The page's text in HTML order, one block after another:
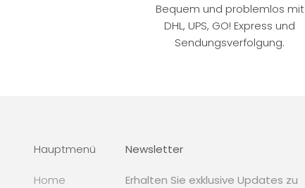
Bequem und problemlos mit
DHL, UPS, GO! Express und
Sendungsverfolgung.
Hauptmenü
Home
Newsletter
Erhalten Sie exklusive Updates zu